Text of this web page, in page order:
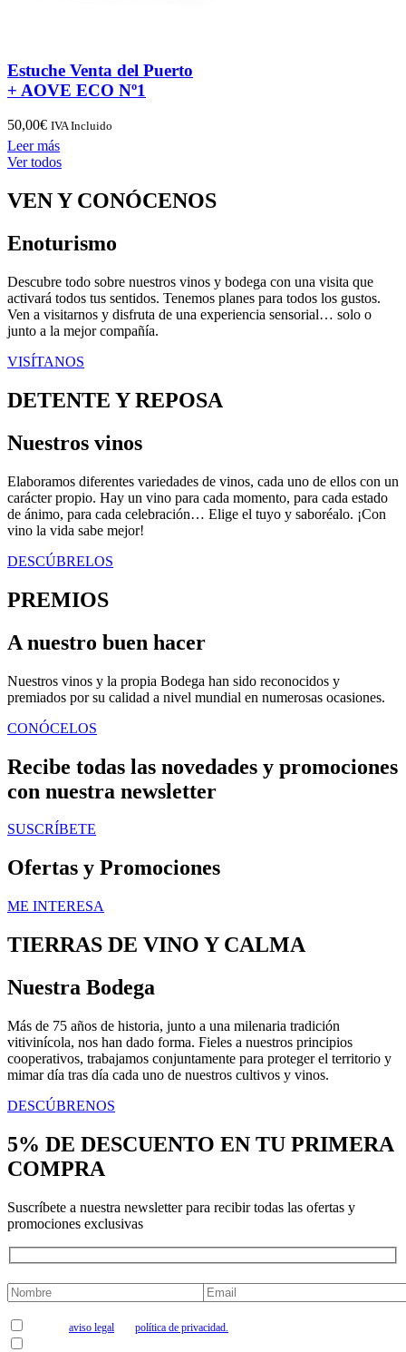
Estuche Venta del Puerto
+ AOVE ECO Nº1
50,00€ IVA Incluido
Leer más
Ver todos
VEN Y CONÓCENOS
Enoturismo
Descubre todo sobre nuestros vinos y bodega con una visita que
activará todos tus sentidos. Tenemos planes para todos los gustos.
Ven a visitarnos y disfruta de una experiencia sensorial… solo o
junto a la mejor compañía.
VISÍTANOS
DETENTE Y REPOSA
Nuestros vinos
Elaboramos diferentes variedades de vinos, cada uno de ellos con un
carácter propio. Hay un vino para cada momento, para cada estado
de ánimo, para cada celebración… Elige el tuyo y saboréalo. ¡Con
vino la vida sabe mejor!
DESCÚBRELOS
PREMIOS
A nuestro buen hacer
Nuestros vinos y la propia Bodega han sido reconocidos y
premiados por su calidad a nivel mundial en numerosas ocasiones.
CONÓCELOS
Recibe todas las novedades y promociones
con nuestra newsletter
SUSCRÍBETE
Ofertas y Promociones
ME INTERESA
TIERRAS DE VINO Y CALMA
Nuestra Bodega
Más de 75 años de historia, junto a una milenaria tradición
vitivinícola, nos han dado forma. Fieles a nuestros principios
cooperativos, trabajamos conjuntamente para proteger el territorio y
mimar día tras día cada uno de nuestros cultivos y vinos.
DESCÚBRENOS
5% DE DESCUENTO EN TU PRIMERA
COMPRA
Suscríbete a nuestra newsletter para recibir todas las ofertas y
promociones exclusivas
aviso legal
política de privacidad.